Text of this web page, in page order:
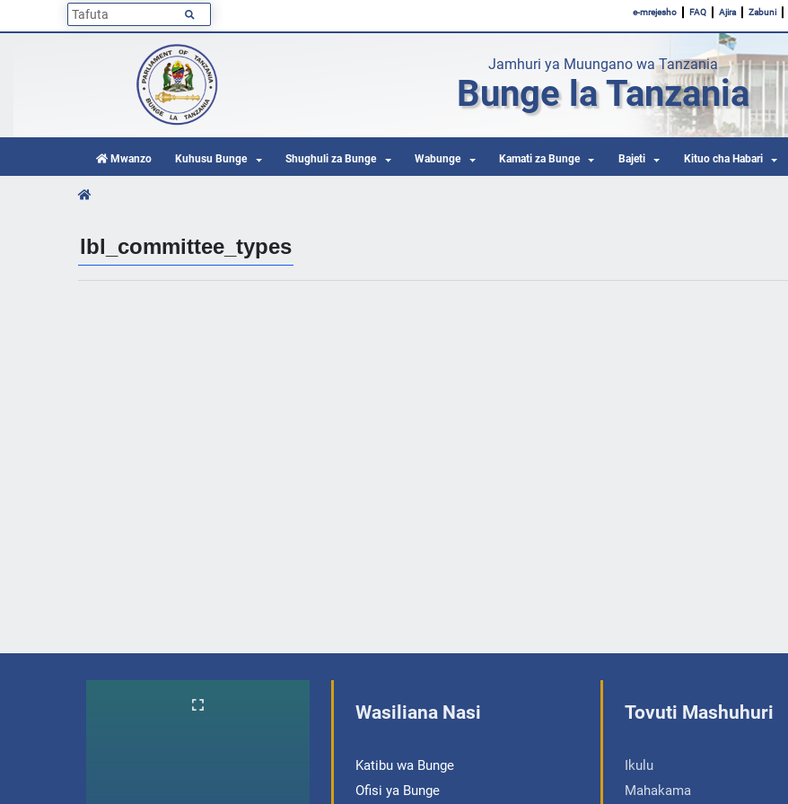
Zabuni
Ajira
FAQ
e-mrejesho
Jamhuri ya Muungano wa Tanzania
Bunge la Tanzania
Mwanzo Kuhusu Bunge Shughuli za Bunge Wabunge Kamati za Bunge Bajeti Kituo cha Habari
lbl_committee_types
Wasiliana Nasi
Katibu wa Bunge
Ofisi ya Bunge
Tovuti Mashuhuri
Ikulu
Mahakama